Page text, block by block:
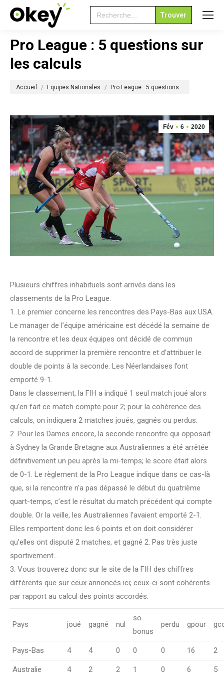
Search
for:
Pro League : 5 questions sur
les calculs
Accueil Equipes Nationales Pro League : 5 questions…
Fév 6 2020
Plusieurs chiffres inhabituels sont arrivés dans les
classements de la Pro League.
1. Le premier concerne les rencontres des Pays-Bas aux USA.
Le manager de l’équipe américaine est décédé la semaine de
la rencontre et les deux équipes ont décidé de commun
accord de supprimer la première rencontre et d’attribuer le
double de points à la seconde. Les Néerlandaises l’ont
emporté 9-1.
Dans le classement, la FIH a indiqué 1 seul match joué alors
qu’en fait ce match compte pour 2; pour la cohérence des
calculs, on indiquera 2 matches joués, gagnés ou perdus.
2. Pour les Dames encore, la seconde rencontre qui opposait
à Sydney la Grande Bretagne aux Australiennes a été arrêtée
définitivement un peu après la mi-temps; le score était alors
de 0-1. Le règlement de la Pro League indique dans ce cas-là
que, si la rencontre n’a pas dépassé le début du quatrième
quart-temps, c’est le résultat du match précédent qui compte
double. Or la veille, les Australiennes l’avaient emporté 2-1.
Elles remportent donc les 6 points et on doit considérer
qu’elles ont disputé 2 matches, et gagné 2. Pas très juste
sportivement…
3. Vous trouverez donc sur le site de la FIH des chiffres
différents que sur ceux annoncés ici; ceux-ci sont cohérents
par rapport au calcul des points accordés.
Pays joué gagné nul
so
bonus
perdu gpour
Pays-Bas 4 4 0 0 0 16 2
Australie 4 2 2 1 0 6 5